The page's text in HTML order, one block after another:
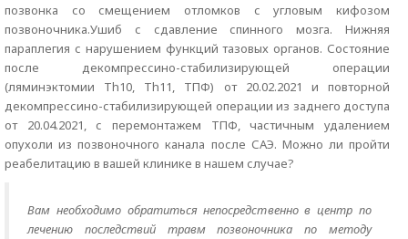
позвонка со смещением отломков с угловым кифозом
позвоночника.Ушиб с сдавление спинного мозга. Нижняя
параплегия с нарушением функций тазовых органов. Состояние
после декомпрессино-стабилизирующей операции
(ляминэктомии Th10, Th11, ТПФ) от 20.02.2021 и повторной
декомпрессино-стабилизирующей операции из заднего доступа
от 20.04.2021, с перемонтажем ТПФ, частичным удалением
опухоли из позвоночного канала после САЭ. Можно ли пройти
реабелитацию в вашей клинике в нашем случае?
Вам необходимо обратиться непосредственно в центр по
лечению последствий травм позвоночника по методу